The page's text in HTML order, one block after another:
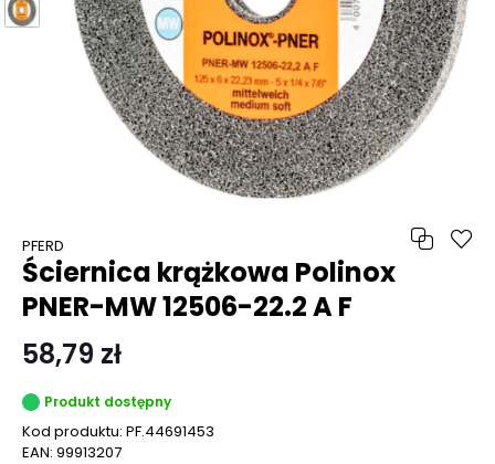
PFERD
Ściernica krążkowa Polinox
PNER-MW 12506-22.2 A F
58,79 zł
Produkt dostępny
Kod produktu: PF.44691453
EAN: 99913207